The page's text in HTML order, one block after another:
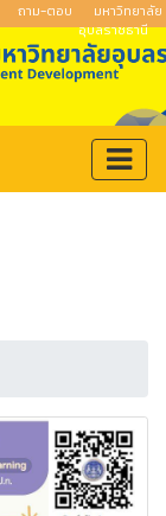
ถาม-ตอบ
มหาวิทยาลัย
อุบลราชธานี